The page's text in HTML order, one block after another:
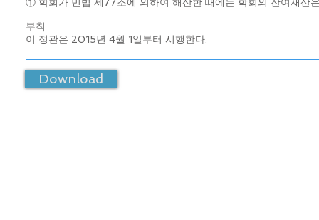
부칙
이 정관은 2015년 4월 1일부터 시행한다.
Download